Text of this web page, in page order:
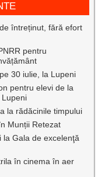
întreținut, fără efort
pentru
30 iulie, la Lupeni
pentru elevi de la
Lupeni
la rădăcinile timpului
Munții Retezat
la Gala de excelenţă
în cinema în aer